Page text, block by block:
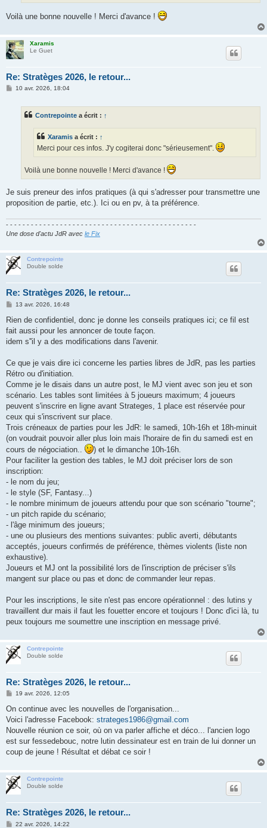
Voilà une bonne nouvelle ! Merci d'avance !
Xaramis
Le Guet
Re: Stratèges 2026, le retour...
M10 avr. 2026, 18:04
Contrepointe a écrit : ↑
Xaramis a écrit : ↑
Merci pour ces infos. J'y cogiterai donc "sérieusement".
Voilà une bonne nouvelle ! Merci d'avance !
Je suis preneur des infos pratiques (à qui s'adresser pour transmettre une
proposition de partie, etc.). Ici ou en pv, à ta préférence.
- - - - - - - - - - - - - - - - - - - - - - - - - - - - - - - - - - - - - - - - - - - - - -
Une dose d'actu JdR avec le Fix
Contrepointe
Double solde
Re: Stratèges 2026, le retour...
M
s
a
g
13 avr. 2026, 16:48
Rien de confidentiel, donc je donne les conseils pratiques ici; ce fil est
fait aussi pour les annoncer de toute façon.
idem s''il y a des modifications dans l'avenir.
Ce que je vais dire ici concerne les parties libres de JdR, pas les parties
Rétro ou d'initiation.
Comme je le disais dans un autre post, le MJ vient avec son jeu et son
scénario. Les tables sont limitées à 5 joueurs maximum; 4 joueurs
peuvent s'inscrire en ligne avant Strateges, 1 place est réservée pour
ceux qui s'inscrivent sur place.
Trois créneaux de parties pour les JdR: le samedi, 10h-16h et 18h-minuit
(on voudrait pouvoir aller plus loin mais l'horaire de fin du samedi est en
cours de négociation..
) et le dimanche 10h-16h.
Pour faciliter la gestion des tables, le MJ doit préciser lors de son
inscription:
- le nom du jeu;
- le style (SF, Fantasy...)
- le nombre minimum de joueurs attendu pour que son scénario "tourne";
- un pitch rapide du scénario;
- l'âge minimum des joueurs;
- une ou plusieurs des mentions suivantes: public averti, débutants
acceptés, joueurs confirmés de préférence, thèmes violents (liste non
exhaustive).
Joueurs et MJ ont la possibilité lors de l'inscription de préciser s'ils
mangent sur place ou pas et donc de commander leur repas.
Pour les inscriptions, le site n'est pas encore opérationnel : des lutins y
travaillent dur mais il faut les fouetter encore et toujours ! Donc d'ici là, tu
peux toujours me soumettre une inscription en message privé.
Contrepointe
Double solde
Re: Stratèges 2026, le retour...
M
s
a
g
19 avr. 2026, 12:05
On continue avec les nouvelles de l'organisation...
Voici l'adresse Facebook: strateges1986@gmail.com
Nouvelle réunion ce soir, où on va parler affiche et déco... l'ancien logo
est sur fessedebouc, notre lutin dessinateur est en train de lui donner un
coup de jeune ! Résultat et débat ce soir !
Contrepointe
Double solde
Re: Stratèges 2026, le retour...
M22 avr. 2026, 14:22